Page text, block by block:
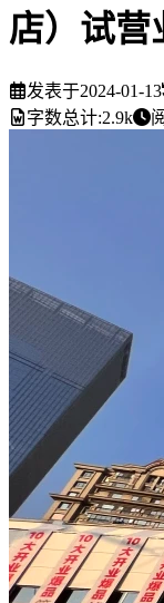
店）试营
发表于2024-01-13
字数总计:2.9k